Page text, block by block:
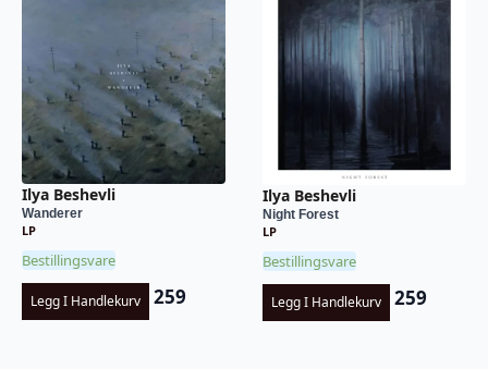
Ilya Beshevli
Wanderer
LP
Bestillingsvare
Legg I Handlekurv 259
Ilya Beshevli
Night Forest
LP
Bestillingsvare
Legg I Handlekurv 259